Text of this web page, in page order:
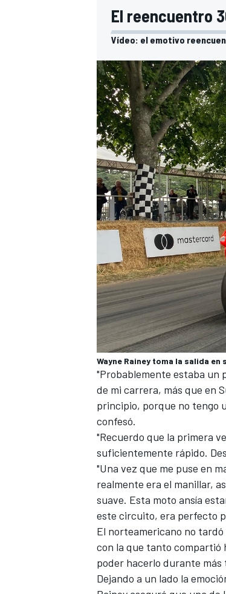
El reencuentro
Vídeo: el emotivo
Wayne Rainey toma la salida
"Probablemente estaba un
de mi carrera, más que en
principio, porque no tengo
confesó.
"Recuerdo que la primera
suficientemente rápido.
"Una vez que me puse en
realmente era el manillar,
suave. Esta moto ansía
este circuito, era perfecto
El norteamericano no
con la que tanto compartió
poder hacerlo durante más
Dejando a un lado la